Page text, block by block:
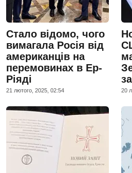
Стало відомо, чого
вимагала Росія від
американців на
перемовинах в Ер-
Ріяді
21 лютого, 2025, 02:54 20